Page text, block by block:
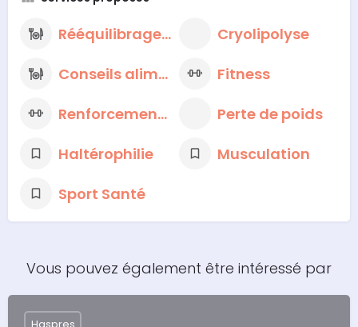
Rééquilibrage alimentaire
Cryolipolyse
Conseils alimentaires nutritionnels
Fitness
Renforcement musculaire
Perte de poids
Haltérophilie
Musculation
Sport Santé
Vous pouvez également être intéressé par